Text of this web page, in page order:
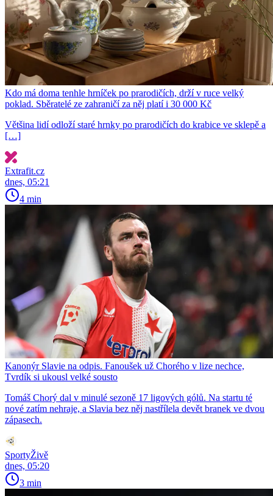
Kdo má doma tenhle hrníček po prarodičích, drží v ruce velký
poklad. Sběratelé ze zahraničí za něj platí i 30 000 Kč
Většina lidí odloží staré hrnky po prarodičích do krabice ve sklepě a
[…]
Extrafit.cz
dnes, 05:21
4 min
Kanonýr Slavie na odpis. Fanoušek už Chorého v lize nechce,
Tvrdík si ukousl velké sousto
Tomáš Chorý dal v minulé sezoně 17 ligových gólů. Na startu té
nové zatím nehraje, a Slavia bez něj nastřílela devět branek ve dvou
zápasech.
SportyŽivě
dnes, 05:20
3 min